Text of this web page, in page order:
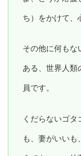
ち）をかけて、
その他に何もな
ある、世界人類
員です。
くだらないゴ
も、妻がいい